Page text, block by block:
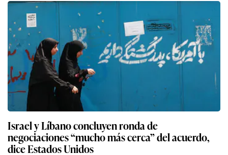
Israel y Líbano concluyen ronda de
negociaciones “mucho más cerca” del acuerdo,
dice Estados Unidos